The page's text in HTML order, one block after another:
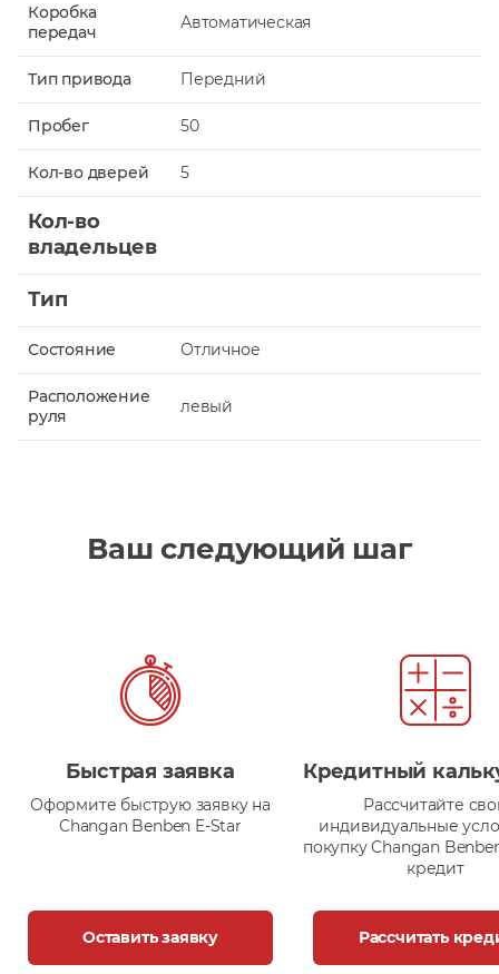
Коробка
передач
Автоматическая
Тип привода Передний
Пробег 50
Кол-во дверей 5
Кол-во
владельцев
Тип
Состояние Отличное
Расположение
руля
левый
Ваш следующий шаг
Быстрая заявка
Оформите быструю заявку на
Changan Benben E-Star
Оставить заявку
Кредитный
Рассчитайте
индивидуальные
покупку Changan
кредит
Рассчитать